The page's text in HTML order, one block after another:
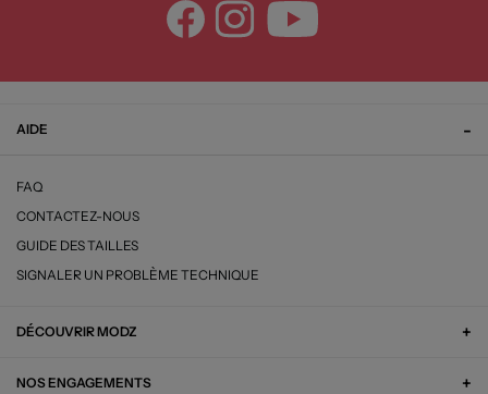
AIDE
FAQ
CONTACTEZ-NOUS
GUIDE DES TAILLES
SIGNALER UN PROBLÈME TECHNIQUE
DÉCOUVRIR MODZ
NOS ENGAGEMENTS